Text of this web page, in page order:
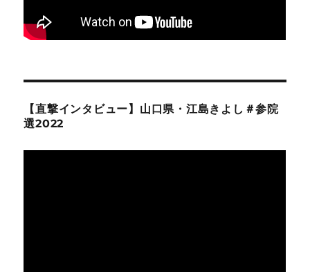
【直撃インタビュー】山口県・江島きよし＃参院
選2022